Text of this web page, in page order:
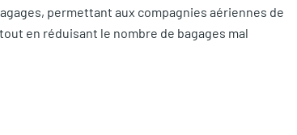
permettant aux compagnies aériennes de
en réduisant le nombre de bagages mal